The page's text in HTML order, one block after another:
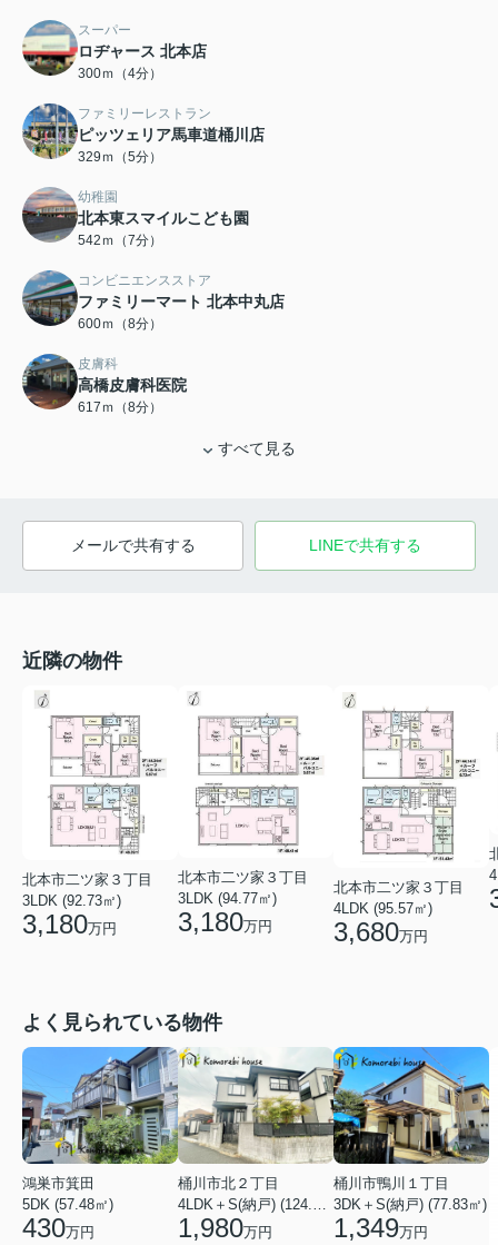
スーパー
ロヂャース 北本店
300ｍ（4分）
ファミリーレストラン
ピッツェリア馬車道桶川店
329ｍ（5分）
幼稚園
北本東スマイルこども園
542ｍ（7分）
コンビニエンスストア
ファミリーマート 北本中丸店
600ｍ（8分）
皮膚科
高橋皮膚科医院
617ｍ（8分）
すべて見る
メールで共有する LINEで共有する
近隣の物件
北本市二ツ家３丁目
3LDK (92.73㎡)
3,180万円
北本市二ツ家３丁目
3LDK (94.77㎡)
3,180万円
北本市二ツ家３丁目
4LDK (95.57㎡)
3,680万円
よく見られている物件
鴻巣市箕田
5DK (57.48㎡)
430万円
桶川市北２丁目
4LDK＋S(納戸) (124.84㎡)
1,980万円
桶川市鴨川１丁目
3DK＋S(納戸) (77.83㎡)
1,349万円